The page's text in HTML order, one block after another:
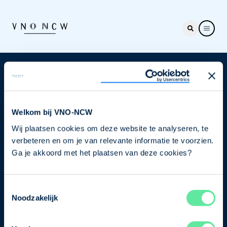
Welkom bij VNO-NCW
Wij plaatsen cookies om deze website te analyseren, te
verbeteren en om je van relevante informatie te voorzien.
Ga je akkoord met het plaatsen van deze cookies?
Noodzakelijk
Nieuwsbrief
je nu in voor de VNO-NCW nieuwsbrief.
Schrijf je in
Direct naar
Ons verhaal